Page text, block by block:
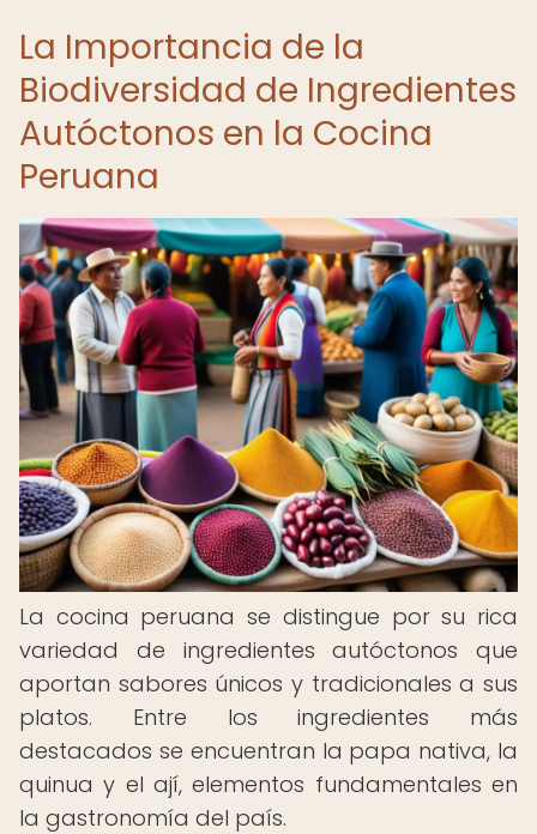
La Importancia de la
Biodiversidad de Ingredientes
Autóctonos en la Cocina
Peruana
La cocina peruana se distingue por su rica
variedad de ingredientes autóctonos que
aportan sabores únicos y tradicionales a sus
platos. Entre los ingredientes más
destacados se encuentran la papa nativa, la
quinua y el ají, elementos fundamentales en
la gastronomía del país.